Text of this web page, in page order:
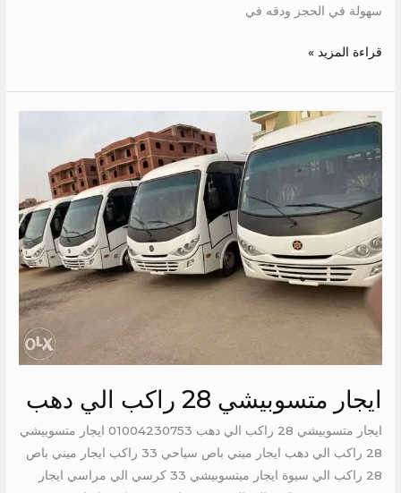
سهولة في الحجز ودقه في
قراءة المزيد »
ايجار متسوبيشي 28 راكب الي دهب
ايجار متسوبيشي 28 راكب الي دهب 01004230753 ايجار متسوبيشي
28 راكب الي دهب ايجار ميني باص سياحي 33 راكب ايجار ميني باص
28 راكب الي سيوة ايجار ميتسوبيشي 33 كرسي الي مراسي ايجار
ايجار
متسوبيشي
راكب
دهب